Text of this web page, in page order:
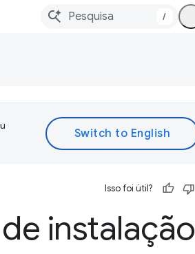
/
Isso foi útil?
instalação